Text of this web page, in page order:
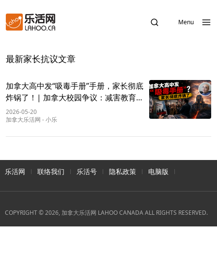
Menu
最新家长抗议文章
加拿大高中发“吸毒手册”手册，家长彻底
炸锅了！| 加拿大校园争议：减害教育，
还是变相纵容？
2026-05-20
加拿大乐活网 -小乐
乐活网 联络我们 乐活号 隐私政策 电脑版
COPYRIGHT © 2026, 加拿大乐活网 LAHOO CANADA ALL RIGHTS RESERVED.